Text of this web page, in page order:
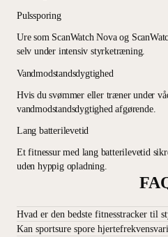
Pulssporing
Ure som ScanWatch Nova og
selv under intensiv styrketræning.
Vandmodstandsdygtighed
Hvis du svømmer eller træner under
vandmodstandsdygtighed afgørende.
Lang batterilevetid
Et fitnessur med lang batterilevetid
uden hyppig opladning.
Hvad er den bedste fitnesstracker til
Kan sportsure spore